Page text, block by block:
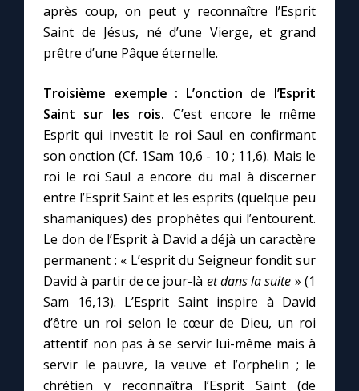
après coup, on peut y reconnaître l’Esprit
Saint de Jésus, né d’une Vierge, et grand
prêtre d’une Pâque éternelle.
Troisième exemple : L’onction de l’Esprit
Saint sur les rois. C’est encore le même
Esprit qui investit le roi Saul en confirmant
son onction (Cf. 1Sam 10,6 - 10 ; 11,6). Mais le
roi le roi Saul a encore du mal à discerner
entre l’Esprit Saint et les esprits (quelque peu
shamaniques) des prophètes qui l’entourent.
Le don de l’Esprit à David a déjà un caractère
permanent : « L’esprit du Seigneur fondit sur
David à partir de ce jour-là et dans la suite » (1
Sam 16,13). L’Esprit Saint inspire à David
d’être un roi selon le cœur de Dieu, un roi
attentif non pas à se servir lui-même mais à
servir le pauvre, la veuve et l’orphelin ; le
chrétien y reconnaîtra l’Esprit Saint (de